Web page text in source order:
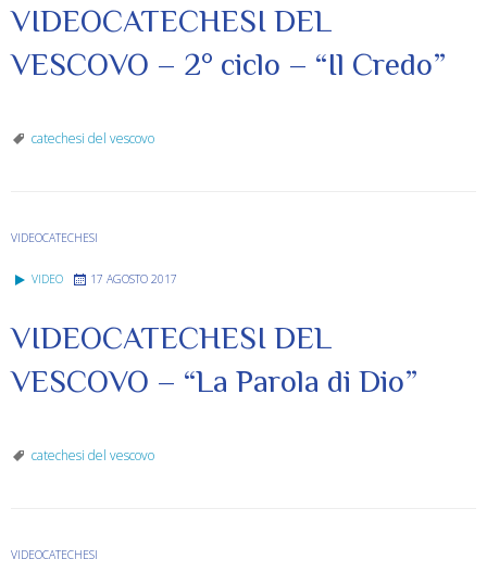
VIDEOCATECHESI DEL
VESCOVO – 2° ciclo – “Il Credo”
catechesi del vescovo
VIDEOCATECHESI
VIDEO 17 AGOSTO 2017
VIDEOCATECHESI DEL
VESCOVO – “La Parola di Dio”
catechesi del vescovo
VIDEOCATECHESI